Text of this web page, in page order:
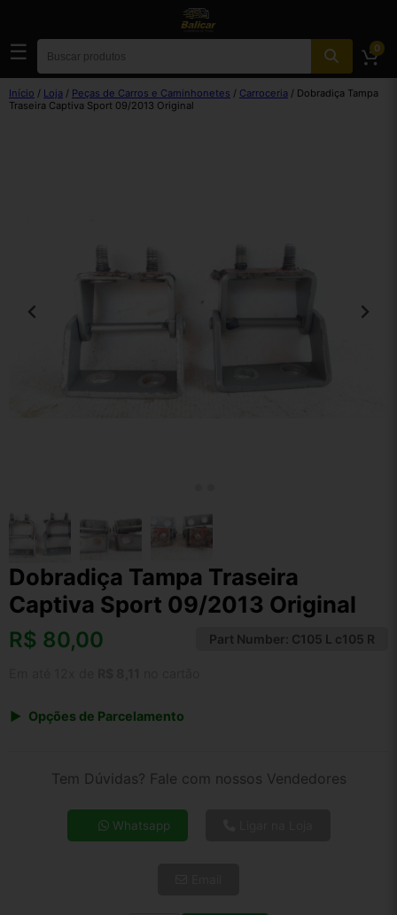
☰ 0
Início / Loja / Peças de Carros e Caminhonetes / Carroceria / Dobradiça Tampa
Traseira Captiva Sport 09/2013 Original
Dobradiça Tampa Traseira
Captiva Sport 09/2013 Original
R$ 80,00 Part Number: C105 L c105 R
Opções de Parcelamento
4x de R$ 22,17
5x de R$ 17,97
Tem Dúvidas? Fale com nossos Vendedores
Whatsapp